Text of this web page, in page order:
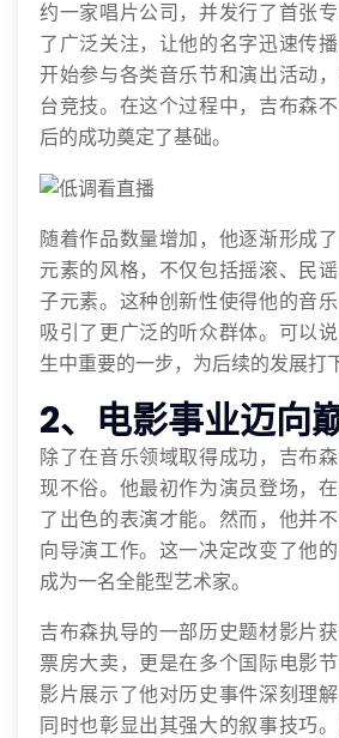
约一家唱片公司，并发行了首张
了广泛关注，让他的名字迅速传
开始参与各类音乐节和演出活动
台竞技。在这个过程中，吉布森
后的成功奠定了基础。
随着作品数量增加，他逐渐形成
元素的风格，不仅包括摇滚、民
子元素。这种创新性使得他的音
吸引了更广泛的听众群体。可以
生中重要的一步，为后续的发展打
2、电影事业迈向
除了在音乐领域取得成功，吉布
现不俗。他最初作为演员登场，
了出色的表演才能。然而，他并
向导演工作。这一决定改变了他
成为一名全能型艺术家。
吉布森执导的一部历史题材影片
票房大卖，更是在多个国际电影
影片展示了他对历史事件深刻理解
同时也彰显出其强大的叙事技巧